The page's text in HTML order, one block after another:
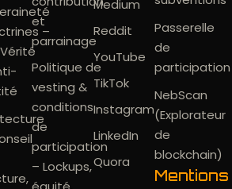
–
et
parrainage
Politique de
vesting &
conditions
de
participation
– Lockups,
Medium
Reddit
YouTube
TikTok
Instagram
LinkedIn
Quora
Passerelle
de
participation
NebScan
(Explorateur
de
blockchain)
Mentions